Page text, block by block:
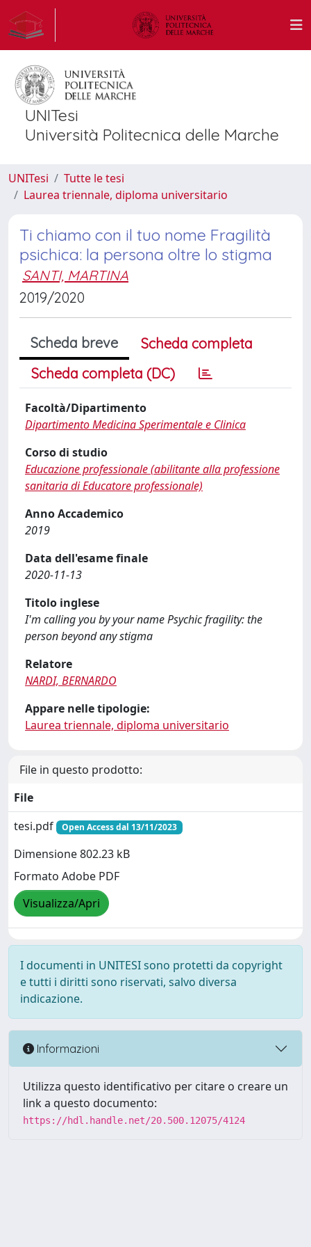
UNITesi
Università Politecnica delle Marche
UNITesi
Tutte le tesi
Laurea triennale, diploma universitario
Ti chiamo con il tuo nome Fragilità
psichica: la persona oltre lo stigma
SANTI, MARTINA
2019/2020
Scheda breve
Scheda completa
Scheda completa (DC)
Facoltà/Dipartimento
Dipartimento Medicina Sperimentale e Clinica
Corso di studio
Educazione professionale (abilitante alla professione
sanitaria di Educatore professionale)
Anno Accademico
2019
Data dell'esame finale
2020-11-13
Titolo inglese
I'm calling you by your name Psychic fragility: the
person beyond any stigma
Relatore
NARDI, BERNARDO
Appare nelle tipologie:
Laurea triennale, diploma universitario
File in questo prodotto:
File
tesi.pdf
Open Access dal 13/11/2023
Dimensione 802.23 kB
Formato Adobe PDF
Visualizza/Apri
I documenti in UNITESI sono protetti da copyright
e tutti i diritti sono riservati, salvo diversa
indicazione.
Informazioni
Utilizza questo identificativo per citare o creare un
link a questo documento:
https://hdl.handle.net/20.500.12075/4124